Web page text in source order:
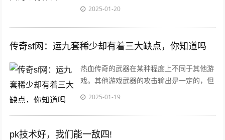
很多的怪物，其中最为具有代表性的怪物也
2025-01-20
传奇sf网：运九套稀少却有着三大缺点，你知道吗
热血传奇的武器在某种程度上不同于其他游
戏。其他游戏武器的攻击输出是一定的，但
是传说中的武器有攻击上限和攻击下限，武
2025-01-19
pk技术好，我们能一敌四!